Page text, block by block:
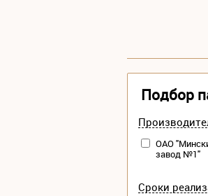
Подбор
ОАО
завод №1"
Сроки